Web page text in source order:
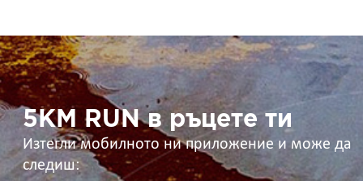
5KM
RUN
в
ръцете
ти 5KM RUN в ръцете ти
Изтегли мобилното ни приложение и може да
следиш: